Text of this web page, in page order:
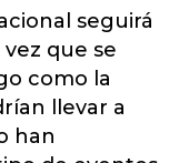
seguirá
que se
como la
llevar a
han